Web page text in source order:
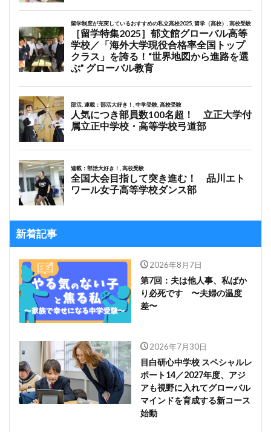
新着記事
2026年8月7日
第7回：夫は他人事、私ばか
り必死です 〜夫婦の温度
差〜
2026年7月30日
目白研心中学校 スペシャルレ
ポート14／2027年度、アジ
アも視野に入れてグローバル
マインドを育成する新コース
始動